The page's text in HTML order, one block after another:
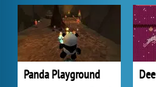
Panda Playground